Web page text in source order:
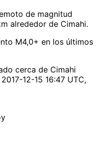
de magnitud
alrededor de Cimahi.
M4,0+ en los últimos
cerca de Cimahi
12-15 16:47 UTC,